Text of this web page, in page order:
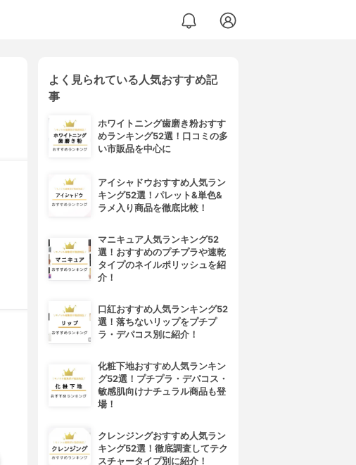
よく見られている人気おすすめ記
事
ホワイトニング歯磨き粉おすす
めランキング52選！口コミの多
い市販品を中心に
アイシャドウおすすめ人気ラン
キング52選！パレット&単色&
ラメ入り商品を徹底比較！
マニキュア人気ランキング52
選！おすすめのプチプラや速乾
タイプのネイルポリッシュを紹
介！
口紅おすすめ人気ランキング52
選！落ちないリップをプチプ
ラ・デパコス別に紹介！
化粧下地おすすめ人気ランキン
グ52選！プチプラ・デパコス・
敏感肌向けナチュラル商品も登
場！
クレンジングおすすめ人気ラン
キング52選！徹底調査してテク
スチャータイプ別に紹介！